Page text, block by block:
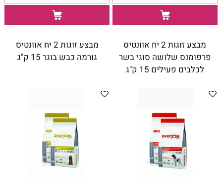
מבצע זוגות 2 יח אוונטיס
פרפומנס שלושה סוגי בשר
לכלבים פעילים 15 ק"ג
מבצע זוגות 2 יח אוונטיס
גורמה כבש בוגר 15 ק"ג